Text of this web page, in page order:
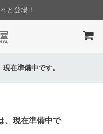
と登場！
在準備中です。
、現在準備中で